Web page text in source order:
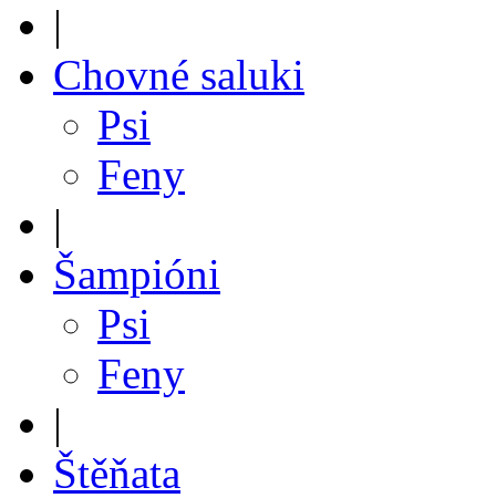
|
Chovné saluki
Psi
Feny
|
Šampióni
Psi
Feny
|
Štěňata